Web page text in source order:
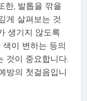
한, 발톱을 깎을
게 살펴보는 것
생기지 않도록
이 변하는 등의
것이 중요합니다.
방의 첫걸음입니